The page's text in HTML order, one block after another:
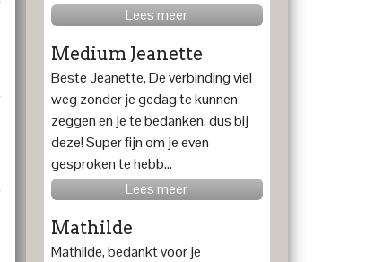
Lees meer
Medium Jeanette
Beste Jeanette, De verbinding viel
weg zonder je gedag te kunnen
zeggen en je te bedanken, dus bij
deze! Super fijn om je even
gesproken te hebb...
Lees meer
Mathilde
Mathilde, bedankt voor je